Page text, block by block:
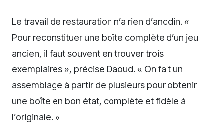
Le travail de restauration n’a rien d’anodin. «
Pour reconstituer une boîte complète d’un jeu
ancien, il faut souvent en trouver trois
exemplaires », précise Daoud. « On fait un
assemblage à partir de plusieurs pour obtenir
une boîte en bon état, complète et fidèle à
l’originale. »